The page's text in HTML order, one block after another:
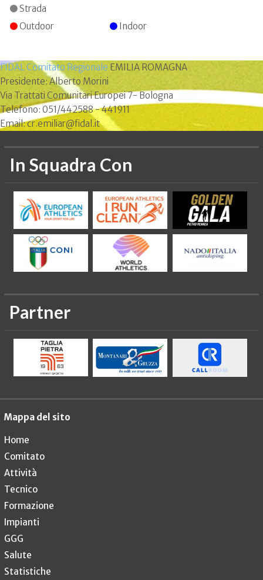
Strada
Outdoor
Indoor
FIDAL Comitato Regionale EMILIA ROMAGNA
Presidente: Alberto Morini
Via Trattati Comunitari Europei 7- Bologna
Telefono: 051/442588 - 441911
Email: cr.emiliar@fidal.it
In Squadra Con
Partner
Mappa del sito
Home
Comitato
Attività
Tecnico
Formazione
Impianti
GGG
Salute
Statistiche